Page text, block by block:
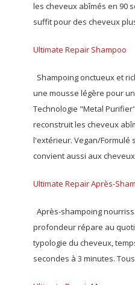
les cheveux abîmés en 90
suffit pour des cheveux
Ultimate Repair Shampoo
Shampoing onctueux et
une mousse légère pour
Technologie "Metal
reconstruit les cheveux
l'extérieur. Vegan/Formulé
convient aussi aux
Ultimate Repair Après-
Après-shampoing
profondeur répare au
typologie du cheveux,
secondes à 3 minutes.